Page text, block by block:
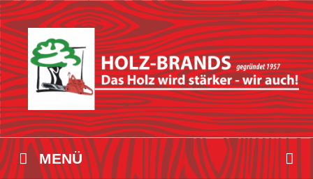
Zum
Inhalt
springen
MENÜ